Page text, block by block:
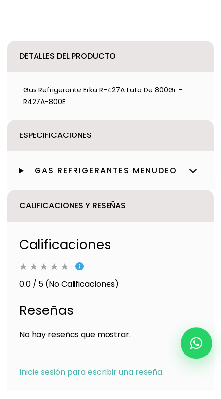
DETALLES DEL PRODUCTO
Gas Refrigerante Erka R-427A Lata De 800Gr -
R427A-800E
ESPECIFICACIONES
GAS REFRIGERANTES MENUDEO
CALIFICACIONES Y RESEÑAS
Calificaciones
0.0 / 5 (No Calificaciones)
Reseñas
No hay reseñas que mostrar.
Inicie sesión para escribir una reseña.